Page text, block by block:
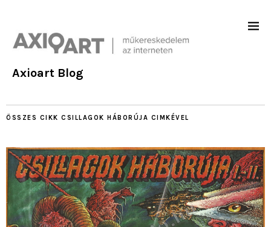
Axioart Blog
ÖSSZES CIKK CSILLAGOK HÁBORÚJA CIMKÉVEL